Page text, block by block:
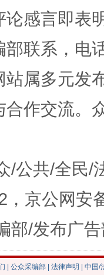
除
感言即表
联系，电
属多元发
作交流。
/公共/全民/
，京公网安
部/发布广
公众采编部 法律声明 | 中国